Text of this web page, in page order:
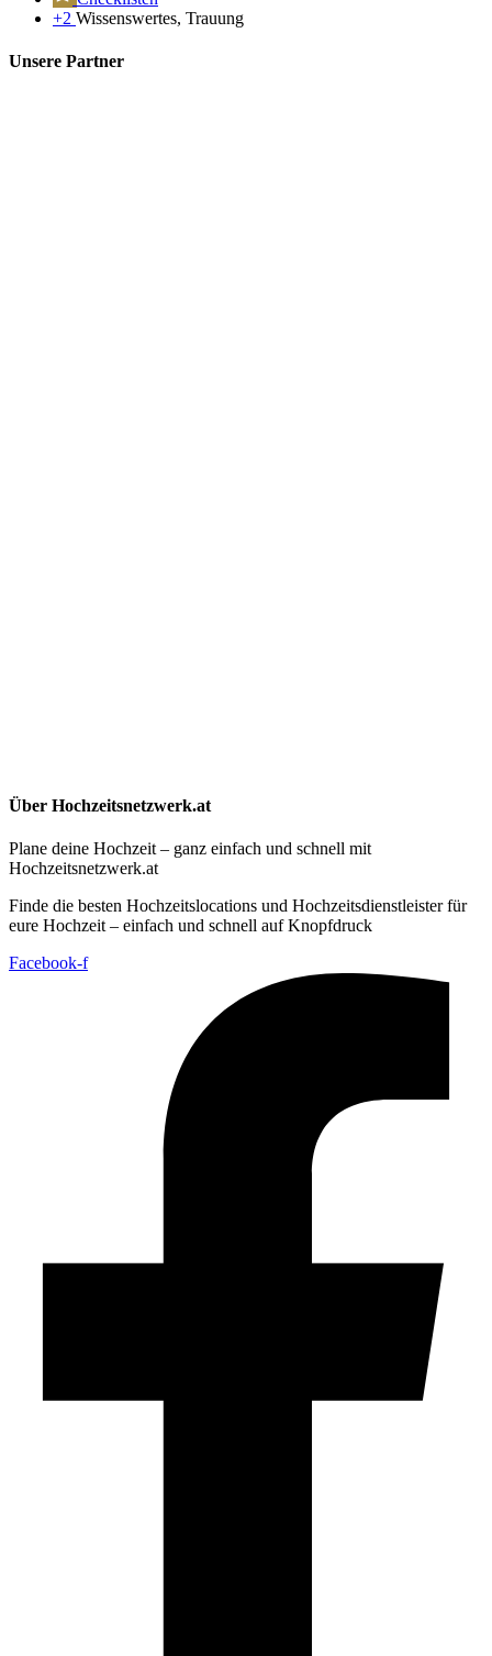
+2 Wissenswertes, Trauung
Unsere Partner
Über Hochzeitsnetzwerk.at
Plane deine Hochzeit – ganz einfach und schnell mit
Hochzeitsnetzwerk.at
Finde die besten Hochzeitslocations und Hochzeitsdienstleister für
eure Hochzeit – einfach und schnell auf Knopfdruck
Facebook-f